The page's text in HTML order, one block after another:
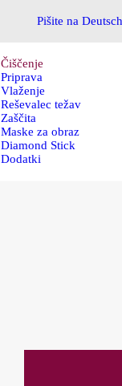
Pišite na Deutsch
Čiščenje
Priprava
Vlaženje
Reševalec težav
Zaščita
Maske za obraz
Diamond Stick
Dodatki